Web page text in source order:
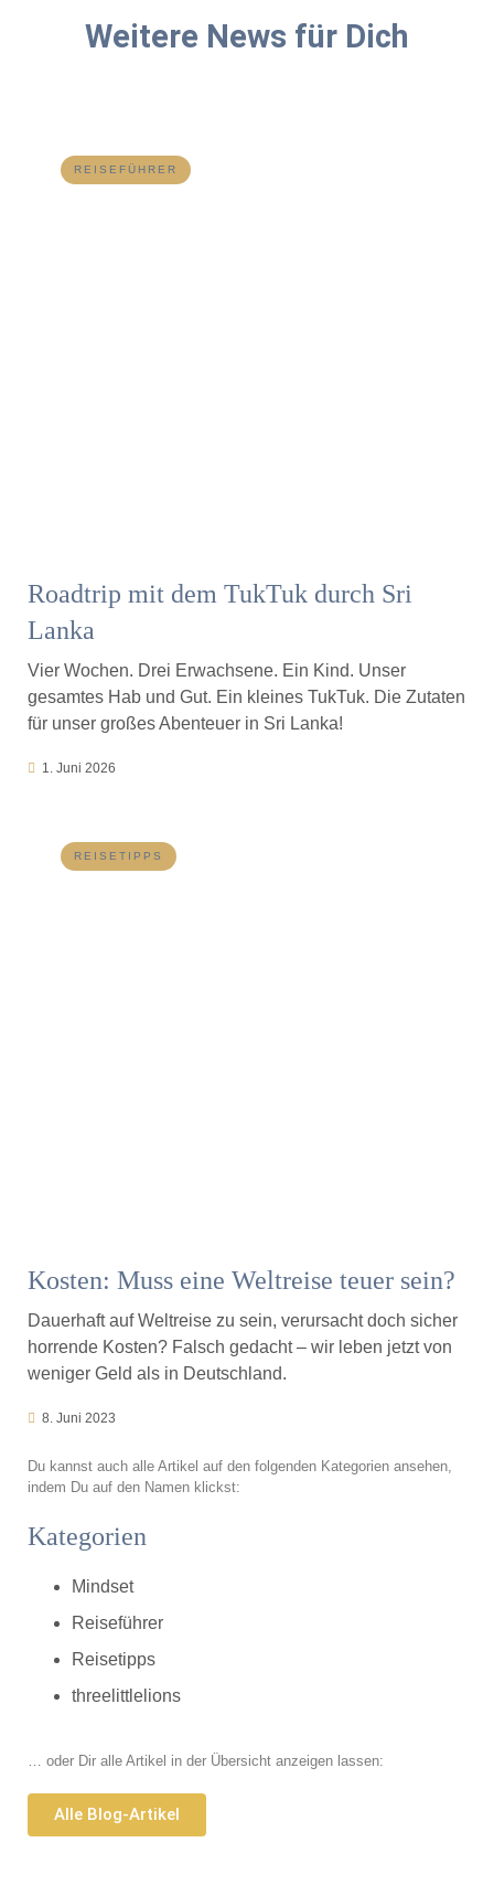
Weitere News für Dich
REISEFÜHRER
Roadtrip mit dem TukTuk durch Sri
Lanka
Vier Wochen. Drei Erwachsene. Ein Kind. Unser
gesamtes Hab und Gut. Ein kleines TukTuk. Die Zutaten
für unser großes Abenteuer in Sri Lanka!
1. Juni 2026
REISETIPPS
Kosten: Muss eine Weltreise teuer sein?
Dauerhaft auf Weltreise zu sein, verursacht doch sicher
horrende Kosten? Falsch gedacht – wir leben jetzt von
weniger Geld als in Deutschland.
8. Juni 2023
Du kannst auch alle Artikel auf den folgenden Kategorien ansehen,
indem Du auf den Namen klickst:
Kategorien
Mindset
Reiseführer
Reisetipps
threelittlelions
… oder Dir alle Artikel in der Übersicht anzeigen lassen:
Alle Blog-Artikel